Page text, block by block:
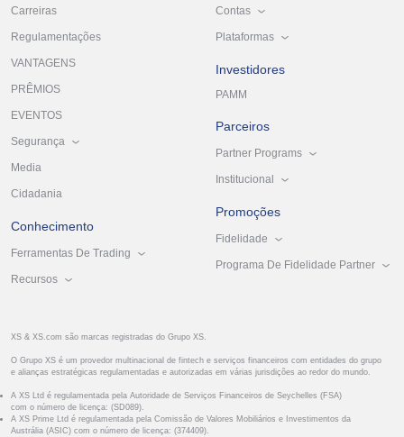
Carreiras
Regulamentações
VANTAGENS
PRÊMIOS
EVENTOS
Segurança
Media
Cidadania
Conhecimento
Ferramentas De Trading
Recursos
Contas
Plataformas
Investidores
PAMM
Parceiros
Partner Programs
Institucional
Promoções
Fidelidade
Programa De Fidelidade Partner
XS & XS.com são marcas registradas do Grupo XS.
O Grupo XS é um provedor multinacional de fintech e serviços financeiros com entidades do grupo
e alianças estratégicas regulamentadas e autorizadas em várias jurisdições ao redor do mundo.
A XS Ltd é regulamentada pela Autoridade de Serviços Financeiros de Seychelles (FSA)
com o número de licença: (SD089).
A XS Prime Ltd é regulamentada pela Comissão de Valores Mobiliários e Investimentos da
Austrália (ASIC) com o número de licença: (374409).